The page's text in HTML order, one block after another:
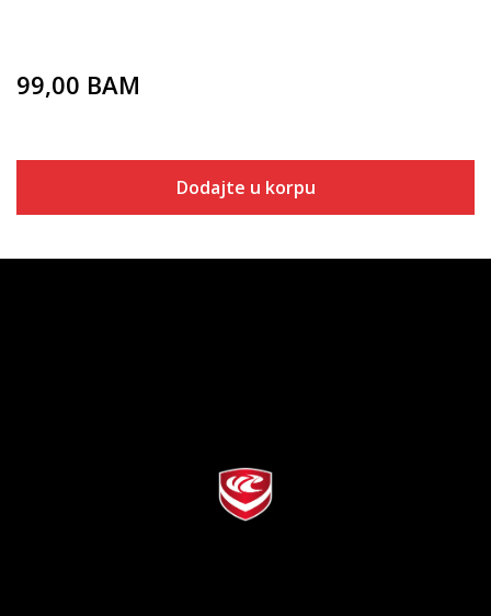
99,00 BAM
Dodajte u korpu